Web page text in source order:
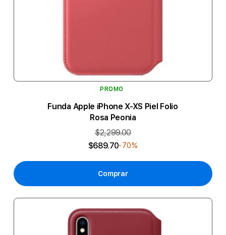
PROMO
Funda Apple iPhone X-XS Piel Folio
Rosa Peonia
$2,299.00
$689.70-70%
Comprar